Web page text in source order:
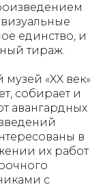
визуальные
единство, и
тираж.
«XX век»
собирает и
авангардных
в
их работ
с